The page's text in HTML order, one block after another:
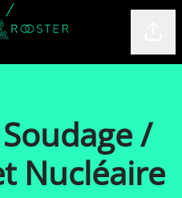
/
Nucléaire